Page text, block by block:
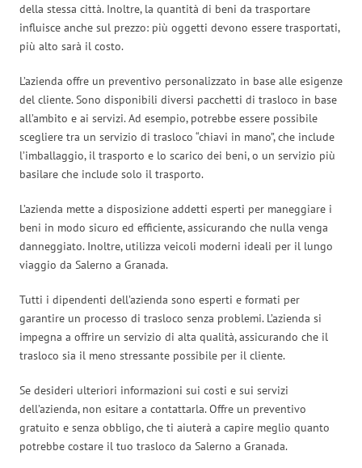
della stessa città. Inoltre, la quantità di beni da trasportare
influisce anche sul prezzo: più oggetti devono essere trasportati,
più alto sarà il costo.
L’azienda offre un preventivo personalizzato in base alle esigenze
del cliente. Sono disponibili diversi pacchetti di trasloco in base
all’ambito e ai servizi. Ad esempio, potrebbe essere possibile
scegliere tra un servizio di trasloco “chiavi in mano”, che include
l’imballaggio, il trasporto e lo scarico dei beni, o un servizio più
basilare che include solo il trasporto.
L’azienda mette a disposizione addetti esperti per maneggiare i
beni in modo sicuro ed efficiente, assicurando che nulla venga
danneggiato. Inoltre, utilizza veicoli moderni ideali per il lungo
viaggio da Salerno a Granada.
Tutti i dipendenti dell’azienda sono esperti e formati per
garantire un processo di trasloco senza problemi. L’azienda si
impegna a offrire un servizio di alta qualità, assicurando che il
trasloco sia il meno stressante possibile per il cliente.
Se desideri ulteriori informazioni sui costi e sui servizi
dell’azienda, non esitare a contattarla. Offre un preventivo
gratuito e senza obbligo, che ti aiuterà a capire meglio quanto
potrebbe costare il tuo trasloco da Salerno a Granada.